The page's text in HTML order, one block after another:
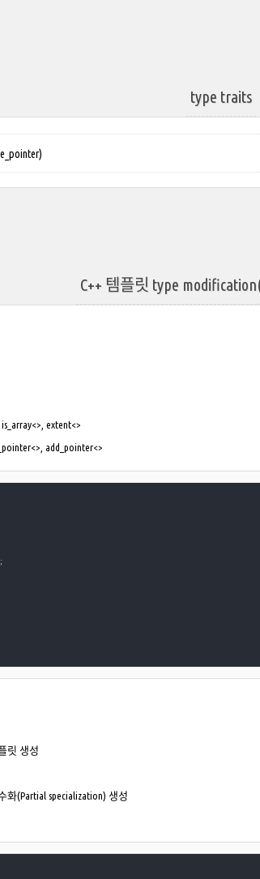
type traits
C++ 템플릿 type
extent<>
add_pointer<>
릿 생성
화(Partial specialization) 생성